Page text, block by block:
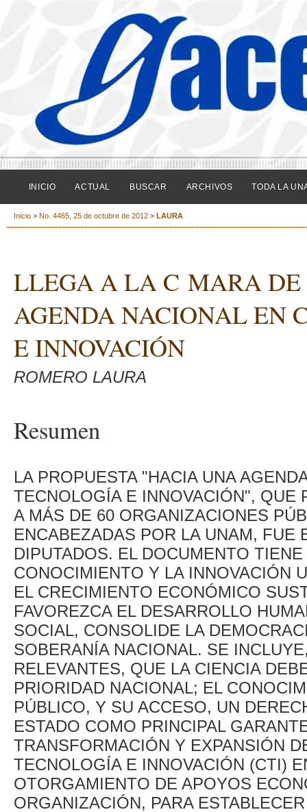
INICIO ACTUAL BUSCAR ARCHIVOS TODA LA
Inicio > No. 4465, 25 de octubre de 2012 > LAURA
LLEGA A LA C MARA
AGENDA NACIONAL EN
E INNOVACIÓN
ROMERO LAURA
Resumen
LA PROPUESTA "HACIA UNA
TECNOLOGÍA E INNOVACIÓN", QUE
A MÁS DE 60 ORGANIZACIONES
ENCABEZADAS POR LA UNAM, FUE
DIPUTADOS. EL DOCUMENTO
CONOCIMIENTO Y LA INNOVACIÓN
EL CRECIMIENTO ECONÓMICO
FAVOREZCA EL DESARROLLO
SOCIAL, CONSOLIDE LA
SOBERANÍA NACIONAL. SE
RELEVANTES, QUE LA CIENCIA
PRIORIDAD NACIONAL; EL
PÚBLICO, Y SU ACCESO, UN
ESTADO COMO PRINCIPAL
TRANSFORMACIÓN Y EXPANSIÓN
TECNOLOGÍA E INNOVACIÓN (CTI)
OTORGAMIENTO DE APOYOS
ORGANIZACIÓN, PARA